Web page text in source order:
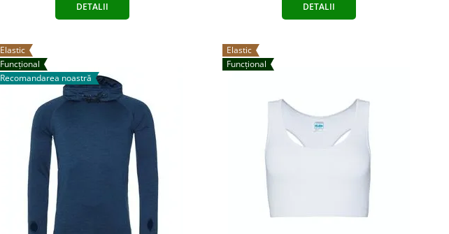
DETALII DETALII
Elastic
Funcțional
Recomandarea noastră
Elastic
Funcțional